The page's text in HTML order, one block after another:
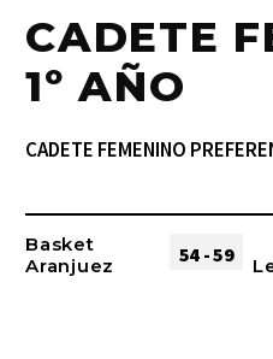
CADETE
1º AÑO
CADETE FEMENINO
Basket
Aranjuez
54 - 59